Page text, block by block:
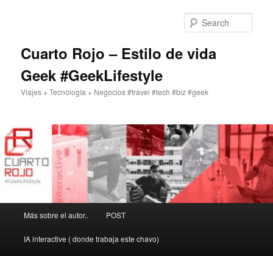
Cuarto Rojo – Estilo de vida
Geek #GeekLifestyle
Viajes + Tecnología + Negocios #travel #tech #biz #geek
Más sobre el autor.. POST
IA interactive ( donde trabaja este chavo)